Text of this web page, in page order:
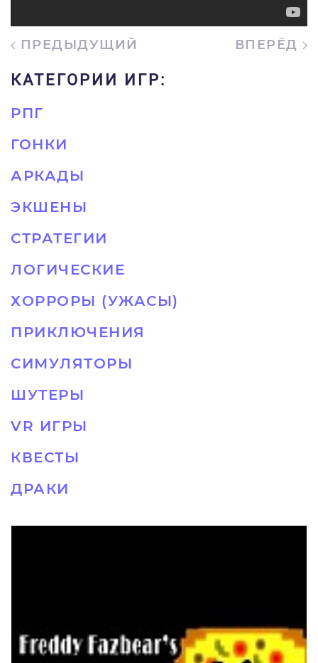
ПРЕДЫДУЩИЙ ВПЕРЁД
КАТЕГОРИИ ИГР:
РПГ
ГОНКИ
АРКАДЫ
ЭКШЕНЫ
СТРАТЕГИИ
ЛОГИЧЕСКИЕ
ХОРРОРЫ (УЖАСЫ)
ПРИКЛЮЧЕНИЯ
СИМУЛЯТОРЫ
ШУТЕРЫ
VR ИГРЫ
КВЕСТЫ
ДРАКИ